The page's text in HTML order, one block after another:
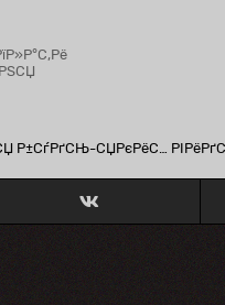
Р±СѓРґСЊ-СЏРєРёС…